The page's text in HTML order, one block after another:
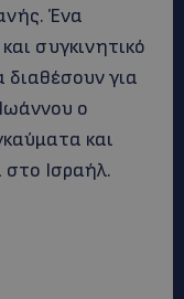
Ένα
συγκινητικό
για
ο
και
στο Ισραήλ.